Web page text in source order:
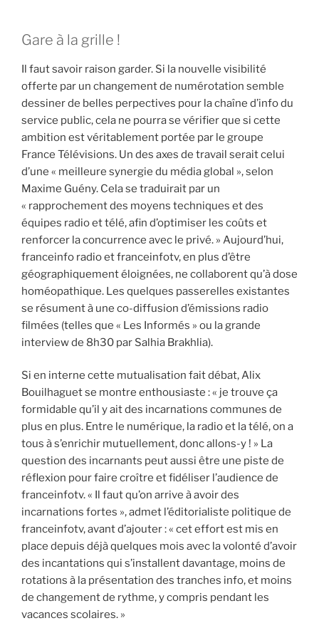
Gare à la grille !
Il faut savoir raison garder. Si la nouvelle visibilité
offerte par un changement de numérotation semble
dessiner de belles perpectives pour la chaîne d’info du
service public, cela ne pourra se vérifier que si cette
ambition est véritablement portée par le groupe
France Télévisions. Un des axes de travail serait celui
d’une « meilleure synergie du média global », selon
Maxime Guény. Cela se traduirait par un
« rapprochement des moyens techniques et des
équipes radio et télé, afin d’optimiser les coûts et
renforcer la concurrence avec le privé. » Aujourd’hui,
franceinfo radio et franceinfotv, en plus d’être
géographiquement éloignées, ne collaborent qu’à dose
homéopathique. Les quelques passerelles existantes
se résument à une co-diffusion d’émissions radio
filmées (telles que « Les Informés » ou la grande
interview de 8h30 par Salhia Brakhlia).
Si en interne cette mutualisation fait débat, Alix
Bouilhaguet se montre enthousiaste : « je trouve ça
formidable qu’il y ait des incarnations communes de
plus en plus. Entre le numérique, la radio et la télé, on a
tous à s’enrichir mutuellement, donc allons-y ! » La
question des incarnants peut aussi être une piste de
réflexion pour faire croître et fidéliser l’audience de
franceinfotv. « Il faut qu’on arrive à avoir des
incarnations fortes », admet l’éditorialiste politique de
franceinfotv, avant d’ajouter : « cet effort est mis en
place depuis déjà quelques mois avec la volonté d’avoir
des incantations qui s’installent davantage, moins de
rotations à la présentation des tranches info, et moins
de changement de rythme, y compris pendant les
vacances scolaires. »